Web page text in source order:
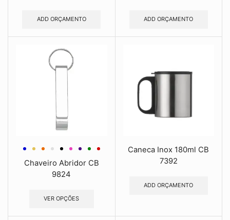
ADD ORÇAMENTO ADD ORÇAMENTO
Chaveiro Abridor CB
9824
VER OPÇÕES
Caneca Inox 180ml CB
7392
ADD ORÇAMENTO